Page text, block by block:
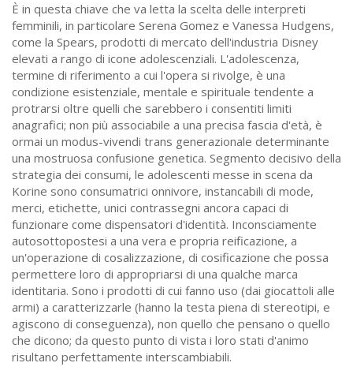
È in questa chiave che va letta la scelta delle interpreti
femminili, in particolare Serena Gomez e Vanessa Hudgens,
come la Spears, prodotti di mercato dell'industria Disney
elevati a rango di icone adolescenziali. L'adolescenza,
termine di riferimento a cui l'opera si rivolge, è una
condizione esistenziale, mentale e spirituale tendente a
protrarsi oltre quelli che sarebbero i consentiti limiti
anagrafici; non più associabile a una precisa fascia d'età, è
ormai un modus-vivendi trans generazionale determinante
una mostruosa confusione genetica. Segmento decisivo della
strategia dei consumi, le adolescenti messe in scena da
Korine sono consumatrici onnivore, instancabili di mode,
merci, etichette, unici contrassegni ancora capaci di
funzionare come dispensatori d'identità. Inconsciamente
autosottopostesi a una vera e propria reificazione, a
un'operazione di cosalizzazione, di cosificazione che possa
permettere loro di appropriarsi di una qualche marca
identitaria. Sono i prodotti di cui fanno uso (dai giocattoli alle
armi) a caratterizzarle (hanno la testa piena di stereotipi, e
agiscono di conseguenza), non quello che pensano o quello
che dicono; da questo punto di vista i loro stati d'animo
risultano perfettamente interscambiabili.